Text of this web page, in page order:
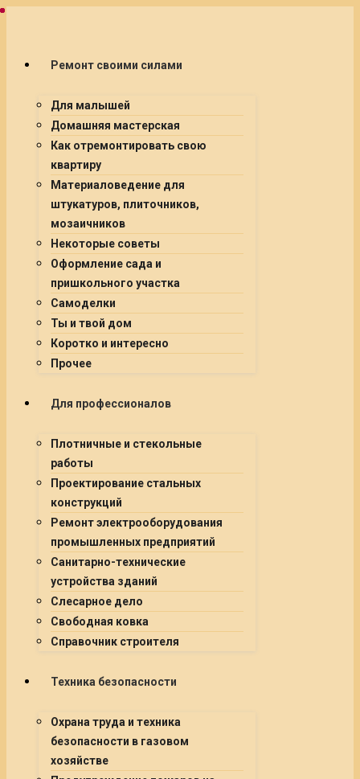
Ремонт своими силами
Для малышей
Домашняя мастерская
Как отремонтировать свою
квартиру
Материаловедение для
штукатуров, плиточников,
мозаичников
Некоторые советы
Оформление сада и
пришкольного участка
Самоделки
Ты и твой дом
Коротко и интересно
Прочее
Для профессионалов
Плотничные и стекольные
работы
Проектирование стальных
конструкций
Ремонт электрооборудования
промышленных предприятий
Санитарно-технические
устройства зданий
Слесарное дело
Свободная ковка
Справочник строителя
Техника безопасности
Охрана труда и техника
безопасности в газовом
хозяйстве